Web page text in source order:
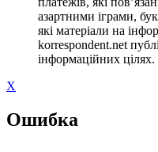
азартними іграми,
які матеріали на
korrespondent.net
інформаційних цілях.
X
Ошибка